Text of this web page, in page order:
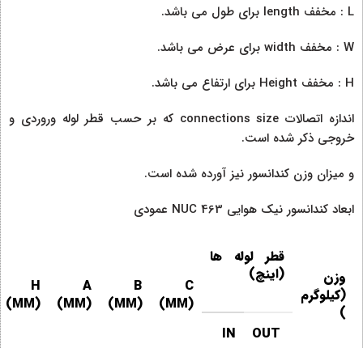
L : مخفف length برای طول می باشد.
W : مخفف width برای عرض می باشد.
H : مخفف Height برای ارتفاع می باشد.
اندازه اتصالات connections size که بر حسب قطر لوله وروردی و
خروجی ذکر شده است.
و میزان وزن کندانسور نیز آورده شده است.
ابعاد کندانسور نیک هوایی NUC 463 عمودی
وزن
(کیلوگرم
)
قطر لوله ها
(اینچ)
C
(MM)
B
(MM)
A
(MM)
H
(MM)
IN